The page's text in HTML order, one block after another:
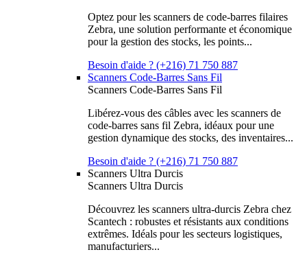
Optez pour les scanners de code-barres filaires
Zebra, une solution performante et économique
pour la gestion des stocks, les points...
Besoin d'aide ? (+216) 71 750 887
Scanners Code-Barres Sans Fil
Scanners Code-Barres Sans Fil
Libérez-vous des câbles avec les scanners de
code-barres sans fil Zebra, idéaux pour une
gestion dynamique des stocks, des inventaires...
Besoin d'aide ? (+216) 71 750 887
Scanners Ultra Durcis
Scanners Ultra Durcis
Découvrez les scanners ultra-durcis Zebra chez
Scantech : robustes et résistants aux conditions
extrêmes. Idéals pour les secteurs logistiques,
manufacturiers...